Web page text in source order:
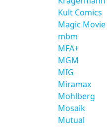
Kult Comics
Magic Movie
mbm
MFA+
MGM
MIG
Miramax
Mohlberg
Mosaik
Mutual